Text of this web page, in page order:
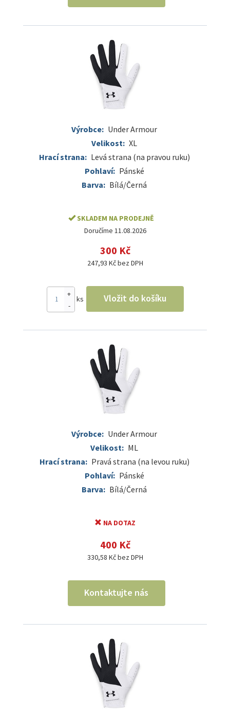
Výrobce: Under Armour
Velikost: XL
Hrací strana: Levá strana (na pravou ruku)
Pohlaví: Pánské
Barva: Bílá/Černá
SKLADEM NA PRODEJNĚ
Doručíme 11.08.2026
300 Kč
247,93 Kč bez DPH
-
+
ks Vložit do košíku
Výrobce: Under Armour
Velikost: ML
Hrací strana: Pravá strana (na levou ruku)
Pohlaví: Pánské
Barva: Bílá/Černá
NA DOTAZ
400 Kč
330,58 Kč bez DPH
Kontaktujte nás